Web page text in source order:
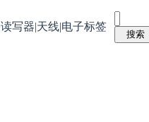
写器|天线|电子标签